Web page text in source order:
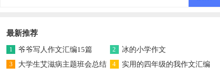
最新推荐
1 爷爷写人作文汇编15篇 2 冰的小学作文
3
大学生艾滋病主题班会总结
4
实用的四年级的我作文汇编